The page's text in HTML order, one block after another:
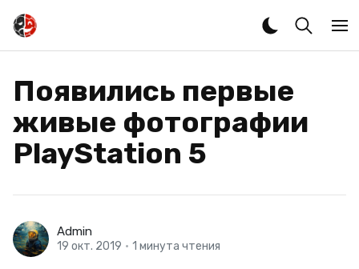
Появились первые
живые фотографии
PlayStation 5
Admin
19 окт. 2019 • 1 минута чтения